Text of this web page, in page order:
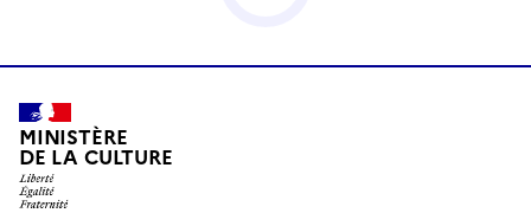
MINISTÈRE
DE LA CULTURE